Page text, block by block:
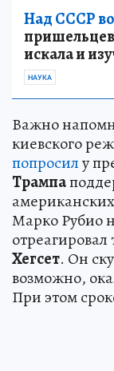
Над СССР
искала и
НАУКА
Важно
киевского
попросилу
Трампа
Марко Рубио
отреагировал
Хегсет. Он
возможно,
При этом